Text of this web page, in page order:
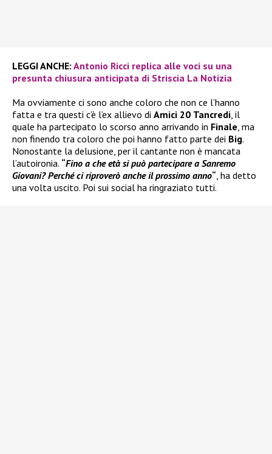
LEGGI ANCHE: Antonio Ricci replica alle voci su una
presunta chiusura anticipata di Striscia La Notizia
Ma ovviamente ci sono anche coloro che non ce l’hanno
fatta e tra questi c’è l’ex allievo di Amici 20 Tancredi, il
quale ha partecipato lo scorso anno arrivando in Finale, ma
non finendo tra coloro che poi hanno fatto parte dei Big.
Nonostante la delusione, per il cantante non è mancata
l’autoironia. “Fino a che età si può partecipare a Sanremo
Giovani? Perché ci riproverò anche il prossimo anno“, ha detto
una volta uscito. Poi sui social ha ringraziato tutti.